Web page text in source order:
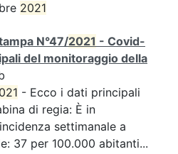
2021
N°47/2021 - Covid-
del monitoraggio della
- Ecco i dati principali
di regia: È in
settimanale a
37 per 100.000 abitanti...